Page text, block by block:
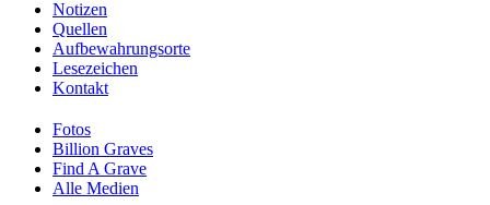
Fotos
Billion Graves
Find A Grave
Alle Medien
Notizen
Quellen
Aufbewahrungsorte
Lesezeichen
Kontakt